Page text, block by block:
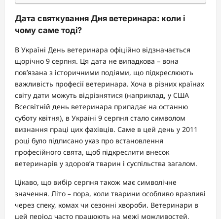
Дата святкування Дня ветеринара: коли і
чому саме тоді?
В Україні День ветеринара офіційно відзначається
щорічно 9 серпня. Ця дата не випадкова – вона
пов’язана з історичними подіями, що підкреслюють
важливість професії ветеринара. Хоча в різних країнах
світу дати можуть відрізнятися (наприклад, у США
Всесвітній день ветеринара припадає на останню
суботу квітня), в Україні 9 серпня стало символом
визнання праці цих фахівців. Саме в цей день у 2011
році було підписано указ про встановлення
професійного свята, щоб підкреслити внесок
ветеринарів у здоров’я тварин і суспільства загалом.
Цікаво, що вибір серпня також має символічне
значення. Літо – пора, коли тварини особливо вразливі
через спеку, комах чи сезонні хвороби. Ветеринари в
цей період часто працюють на межі можливостей,